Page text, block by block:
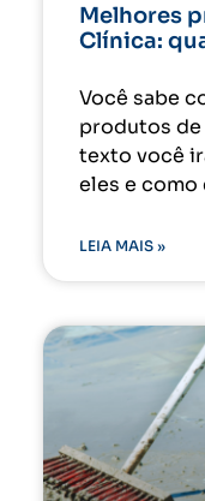
Melhores
Clínica:
Você sabe
produtos de
texto você
eles e
LEIA MAIS »